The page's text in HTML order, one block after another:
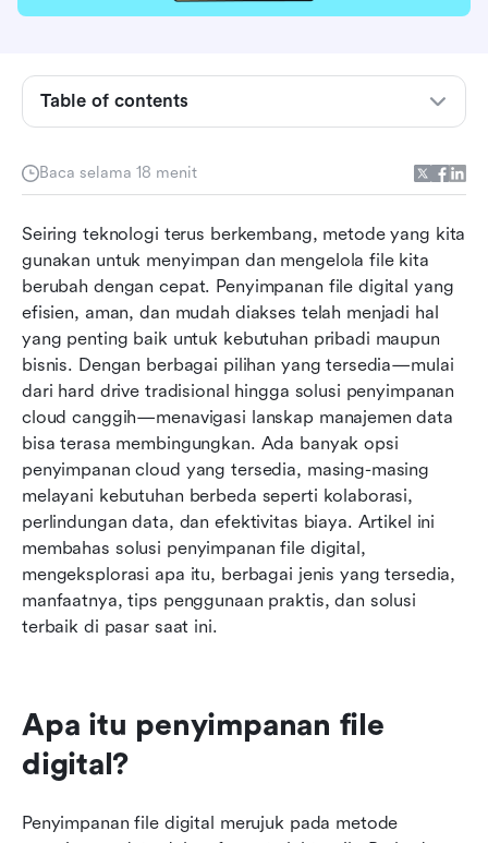
Baca selama 18 menit
Seiring teknologi terus berkembang, metode yang kita
gunakan untuk menyimpan dan mengelola file kita
berubah dengan cepat. Penyimpanan file digital yang
efisien, aman, dan mudah diakses telah menjadi hal
yang penting baik untuk kebutuhan pribadi maupun
bisnis. Dengan berbagai pilihan yang tersedia—mulai
dari hard drive tradisional hingga solusi penyimpanan
cloud canggih—menavigasi lanskap manajemen data
bisa terasa membingungkan. Ada banyak opsi
penyimpanan cloud yang tersedia, masing-masing
melayani kebutuhan berbeda seperti kolaborasi,
perlindungan data, dan efektivitas biaya. Artikel ini
membahas solusi penyimpanan file digital,
mengeksplorasi apa itu, berbagai jenis yang tersedia,
manfaatnya, tips penggunaan praktis, dan solusi
terbaik di pasar saat ini.
Apa itu penyimpanan file
digital?
Penyimpanan file digital merujuk pada metode
Table of contents
Bagaimana penyimpanan file digital bekerja?
Manfaat penyimpanan file digital
Memulai dengan penyimpanan file
penyimpanan file digital
5 solusi penyimpanan file digital terbaik
Memilih solusi penyimpanan file digital terbaik
untuk Anda
Pertanyaan yang Sering Diajukan
Kesimpulan
Bacaan terkait